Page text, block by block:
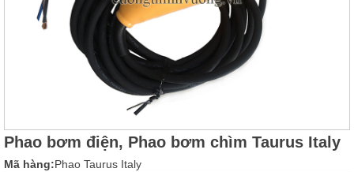
Phao bơm điện, Phao bơm chìm Taurus Italy
Mã hàng:Phao Taurus Italy